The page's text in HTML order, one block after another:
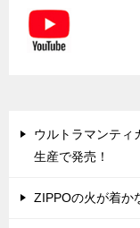
ウルトラマンティ
生産で発売！
ZIPPOの火が着か